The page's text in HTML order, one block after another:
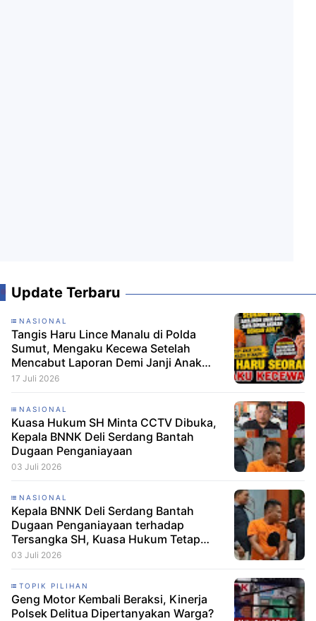
Update Terbaru
NASIONAL
Tangis Haru Lince Manalu di Polda
Sumut, Mengaku Kecewa Setelah
Mencabut Laporan Demi Janji Anak
Dibebaskan
17 Juli 2026
NASIONAL
Kuasa Hukum SH Minta CCTV Dibuka,
Kepala BNNK Deli Serdang Bantah
Dugaan Penganiayaan
03 Juli 2026
NASIONAL
Kepala BNNK Deli Serdang Bantah
Dugaan Penganiayaan terhadap
Tersangka SH, Kuasa Hukum Tetap
Minta CCTV Dibuka
03 Juli 2026
TOPIK PILIHAN
Geng Motor Kembali Beraksi, Kinerja
Polsek Delitua Dipertanyakan Warga?